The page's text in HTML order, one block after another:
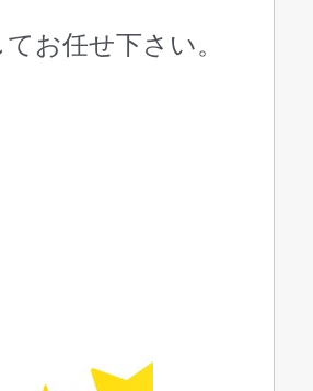
お任せ下さい。